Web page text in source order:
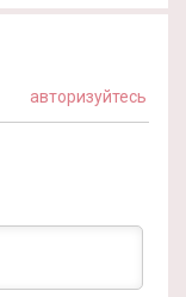
авторизуйтесь